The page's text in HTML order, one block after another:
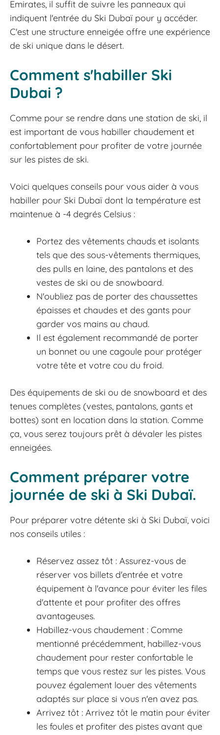
Emirates, il suffit de suivre les panneaux qui
indiquent l'entrée du Ski Dubaï pour y accéder.
C'est une structure enneigée offre une expérience
de ski unique dans le désert.
Comment s'habiller Ski
Dubai ?
Comme pour se rendre dans une station de ski, il
est important de vous habiller chaudement et
confortablement pour profiter de votre journée
sur les pistes de ski.
Voici quelques conseils pour vous aider à vous
habiller pour Ski Dubaï dont la température est
maintenue à -4 degrés Celsius :
Portez des vêtements chauds et isolants
tels que des sous-vêtements thermiques,
des pulls en laine, des pantalons et des
vestes de ski ou de snowboard.
N'oubliez pas de porter des chaussettes
épaisses et chaudes et des gants pour
garder vos mains au chaud.
Il est également recommandé de porter
un bonnet ou une cagoule pour protéger
votre tête et votre cou du froid.
Des équipements de ski ou de snowboard et des
tenues complètes (vestes, pantalons, gants et
bottes) sont en location dans la station. Comme
ça, vous serez toujours prêt à dévaler les pistes
enneigées.
Comment préparer votre
journée de ski à Ski Dubaï.
Pour préparer votre détente ski à Ski Dubaï, voici
nos conseils utiles :
Réservez assez tôt : Assurez-vous de
réserver vos billets d'entrée et votre
équipement à l'avance pour éviter les files
d'attente et pour profiter des offres
avantageuses.
Habillez-vous chaudement : Comme
mentionné précédemment, habillez-vous
chaudement pour rester confortable le
temps que vous restez sur les pistes. Vous
pouvez également louer des vêtements
adaptés sur place si vous n'en avez pas.
Arrivez tôt : Arrivez tôt le matin pour éviter
les foules et profiter des pistes avant que